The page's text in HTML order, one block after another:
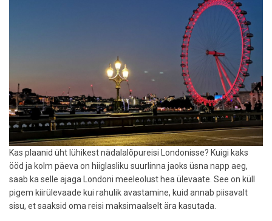
Kas plaanid üht lühikest nädalalõpureisi Londonisse? Kuigi kaks
ööd ja kolm päeva on hiiglasliku suurlinna jaoks üsna napp aeg,
saab ka selle ajaga Londoni meeleolust hea ülevaate. See on küll
pigem kiirülevaade kui rahulik avastamine, kuid annab piisavalt
sisu, et saaksid oma reisi maksimaalselt ära kasutada.